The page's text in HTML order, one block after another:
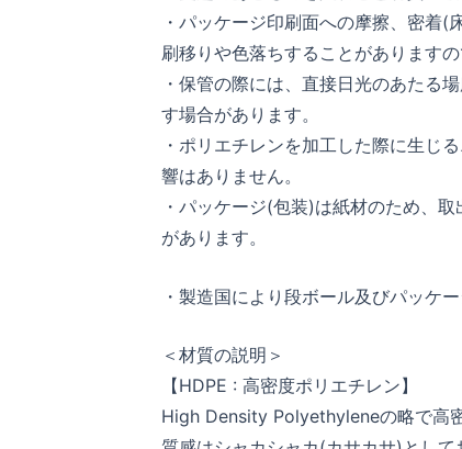
・パッケージ印刷面への摩擦、密着
刷移りや色落ちすることがありますの
・保管の際には、直接日光のあたる
す場合があります。
・ポリエチレンを加工した際に生じ
響はありません。
・パッケージ(包装)は紙材のため、
があります。
・製造国により段ボール及びパッケ
＜材質の説明＞
【HDPE : 高密度ポリエチレン】
High Density Polyethyleneの略で高